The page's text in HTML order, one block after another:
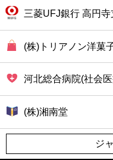
三菱UFJ銀行 高円寺
(株)トリアノン洋菓
河北総合病院(社会
(株)湘南堂
ジ